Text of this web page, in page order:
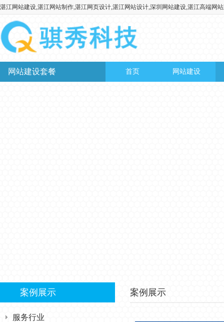
湛江网站建设,湛江网站制作,湛江网页设计,湛江网站设计,深圳网站建设,湛江高端网
网站建设套餐 首页 网站建设
案例展示
服务行业
案例展示